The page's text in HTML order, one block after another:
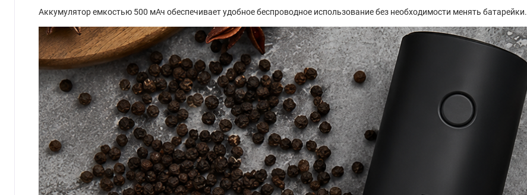
Аккумулятор емкостью 500 мАч обеспечивает удобное беспроводное использование без необходимости менять батарейки.